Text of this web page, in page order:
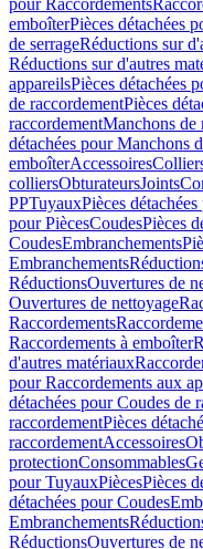
pour Raccordements
emboîterPièces détachées
de serrageRéductions sur
Réductions sur d'autres
appareilsPièces détachées
de raccordementPièces
raccordementManchons de
détachées pour Manchons
emboîterAccessoires
colliersObturateursJoints
PPTuyauxPièces
pour PiècesCoudesPièces
CoudesEmbranchements
Embranchements
RéductionsOuvertures de
Ouvertures de nettoyage
Raccordements
Raccordements à emboîter
d'autres matériaux
pour Raccordements aux
détachées pour Coudes de
raccordementPièces
raccordementAccessoires
protectionConsommables
pour TuyauxPiècesPièces
détachées pour Coudes
Embranchements
RéductionsOuvertures de